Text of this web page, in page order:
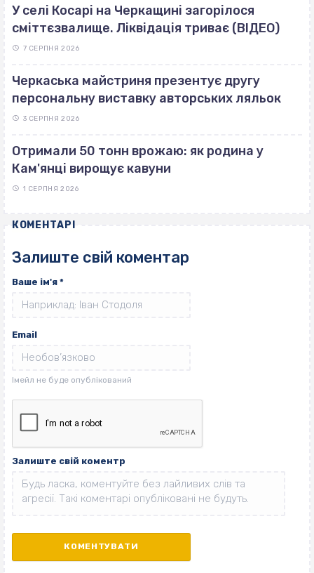
У селі Косарі на Черкащині загорілося
сміттєзвалище. Ліквідація триває (ВІДЕО)
7 СЕРПНЯ 2026
Черкаська майстриня презентує другу
персональну виставку авторських ляльок
3 СЕРПНЯ 2026
Отримали 50 тонн врожаю: як родина у
Кам'янці вирощує кавуни
1 СЕРПНЯ 2026
КОМЕНТАРІ
Залиште свій коментар
Ваше ім'я *
Email
Залиште свій коментр